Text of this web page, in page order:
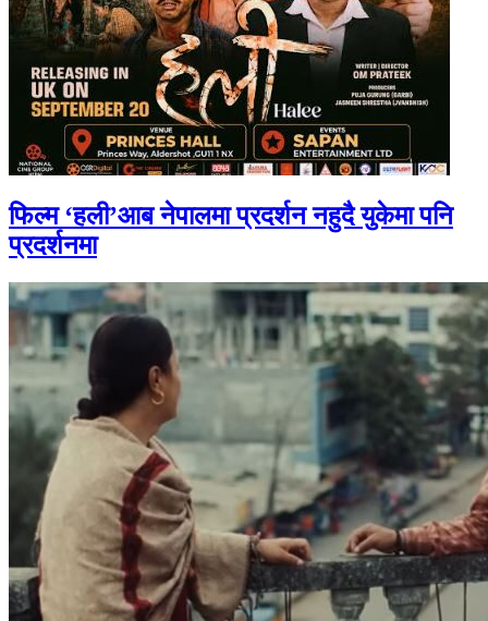
फिल्म ‘हली’आब नेपालमा प्रदर्शन नहुदै युकेमा पनि
प्रदर्शनमा